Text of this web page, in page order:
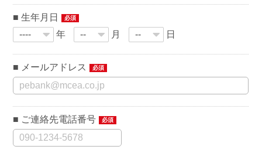
生年月日 必須
年 月 日
メールアドレス 必須
ご連絡先電話番号 必須